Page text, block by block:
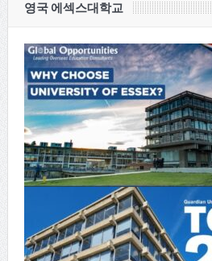
영국 에섹스대학교